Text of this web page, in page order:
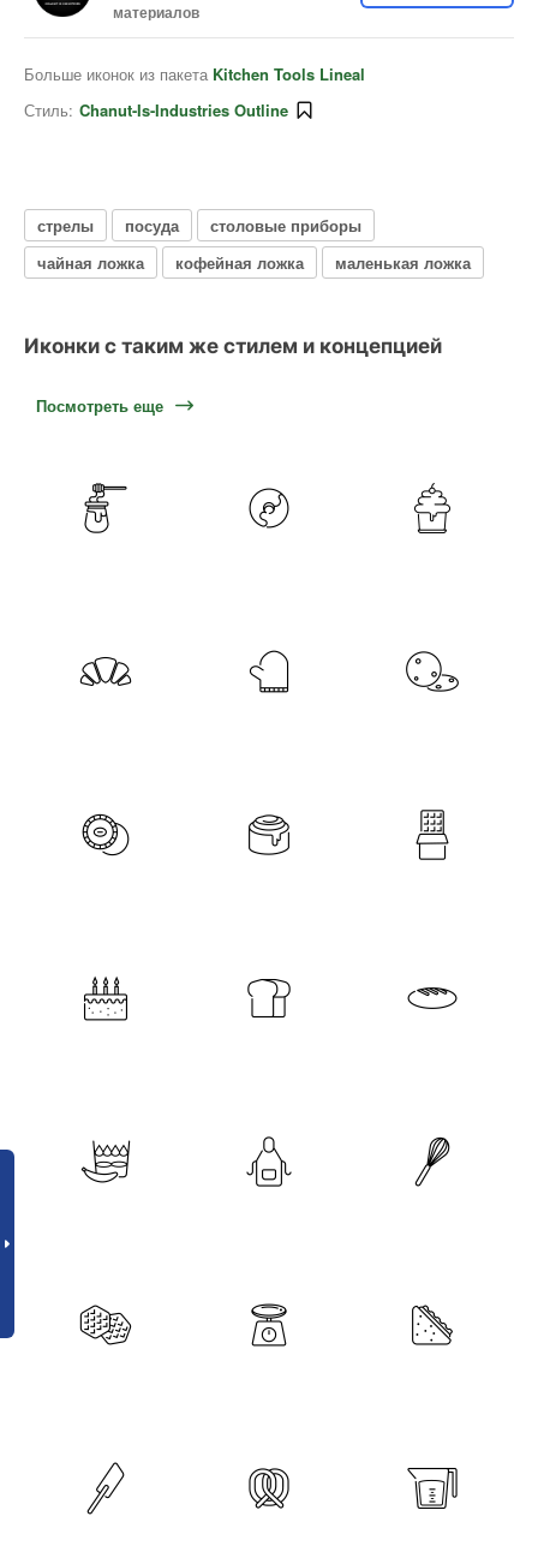
материалов
Больше иконок из пакета Kitchen Tools Lineal
Стиль: Chanut-Is-Industries Outline
стрелы посуда
столовые приборы
чайная ложка
кофейная ложка маленькая ложка
Иконки с таким же стилем и концепцией
Посмотреть еще